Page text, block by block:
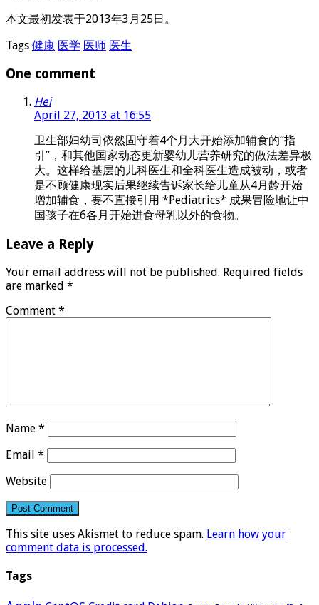
本文最初发表于2013年3月25日。
Tags 健康 医学 医师 医生
One comment
Hei
April 27, 2013 at 16:55
卫生部妇幼司依然固守着4个月大开始添加辅食的“指
引”，和其他国家动态更新婴幼儿营养研究的做法差异极
大。这样给基层的儿科医生和全科医生造成被动，或者
是不顾健康现实后果继续告诉家长给儿童从4月龄开始
增加辅食，要不直接引用 *Pediatrics* 成果冒险地让中
国孩子在6各月开始进食母乳以外的食物。
Leave a Reply
Your email address will not be published. Required fields
are marked *
Comment *
Name *
Email *
Website
This site uses Akismet to reduce spam. Learn how your
comment data is processed.
Tags